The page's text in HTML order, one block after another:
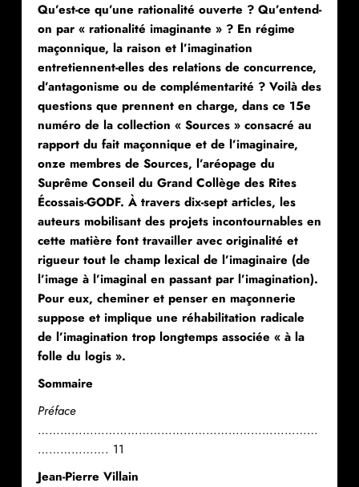
Qu’est-ce qu’une rationalité ouverte ? Qu’entend-
on par « rationalité imaginante » ? En régime
maçonnique, la raison et l’imagination
entretiennent-elles des relations de concurrence,
d’antagonisme ou de complémentarité ? Voilà des
questions que prennent en charge, dans ce 15e
numéro de la collection « Sources » consacré au
rapport du fait maçonnique et de l’imaginaire,
onze membres de Sources, l’aréopage du
Suprême Conseil du Grand Collège des Rites
Écossais-GODF. À travers dix-sept articles, les
auteurs mobilisant des projets incontournables en
cette matière font travailler avec originalité et
rigueur tout le champ lexical de l’imaginaire (de
l’image à l’imaginal en passant par l’imagination).
Pour eux, cheminer et penser en maçonnerie
suppose et implique une réhabilitation radicale
de l’imagination trop longtemps associée « à la
folle du logis ».
Sommaire
Préface
…………………………………………………………………
………………. 11
Jean-Pierre Villain